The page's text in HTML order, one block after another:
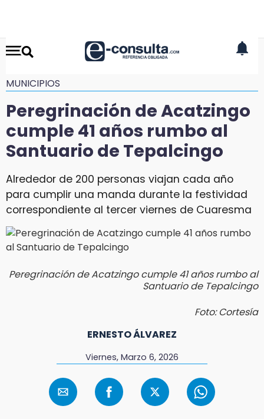
MUNICIPIOS
Peregrinación de Acatzingo
cumple 41 años rumbo al
Santuario de Tepalcingo
Alrededor de 200 personas viajan cada año
para cumplir una manda durante la festividad
correspondiente al tercer viernes de Cuaresma
Peregrinación de Acatzingo cumple 41 años rumbo al
Santuario de Tepalcingo
Foto: Cortesía
ERNESTO ÁLVAREZ
Viernes, Marzo 6, 2026